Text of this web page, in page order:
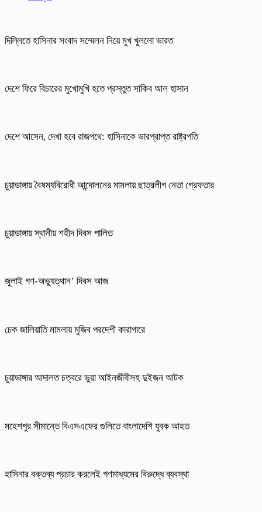
দিল্লিতে হাসিনার সংবাদ সম্মেলন নিয়ে মুখ খুললো ভারত
দেশে ফিরে বিচারের মুখোমুখি হতে প্রস্তুত সাকিব আল হাসান
দেশে আসেন, দেখা হবে রাজপথে: হাসিনাকে ভারপ্রাপ্ত রাষ্ট্রপতি
চুয়াডাঙ্গায় বৈষম্যবিরোধী আন্দোলনের মামলায় ছাত্রলীগ নেতা গ্রেফতার
চুয়াডাঙ্গায় স্থানীয় শহীদ দিবস পা‌লিত
জুলাই গণ-অভ্যুত্থান’ দিবস আজ
চেক জালিয়াতি মামলায় মুজিব পরদেশী কারাগারে
চুয়াডাঙ্গার আদালত চত্বরে ভুয়া আইনজীবীসহ দুইজন আটক
মহেশপুর সীমান্তে বিএসএফের গুলিতে বাংলাদেশি যুবক আহত
হাসিনার বক্তব্য প্রচার করলেই গণমাধ্যমের বিরুদ্ধে ব্যবস্থা